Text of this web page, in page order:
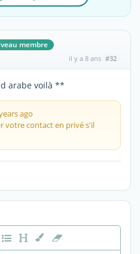
membre
il y a 8 ans #32
arabe voilà **
ago
votre contact en privé s'il